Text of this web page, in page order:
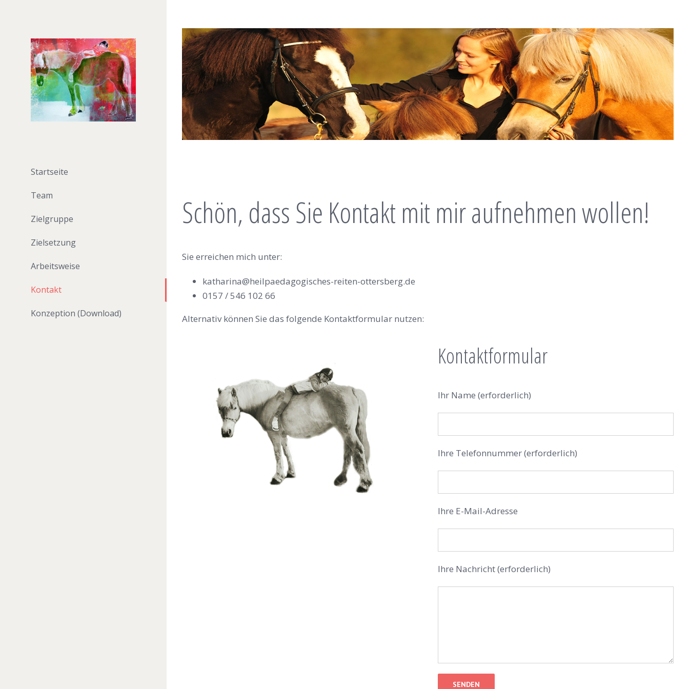
Startseite
Team
Zielgruppe
Zielsetzung
Arbeitsweise
Kontakt
Konzeption (Download)
Schön, dass Sie Kontakt mit mir aufnehmen wollen!
Sie erreichen mich unter:
katharina@heilpaedagogisches-reiten-ottersberg.de
0157 / 546 102 66
Alternativ können Sie das folgende Kontaktformular nutzen:
Kontaktformular
Ihr Name (erforderlich)
Ihre Telefonnummer (erforderlich)
Ihre E-Mail-Adresse
Ihre Nachricht (erforderlich)